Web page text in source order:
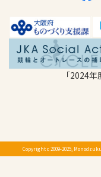
「2024
Copyright c 2009-2025,